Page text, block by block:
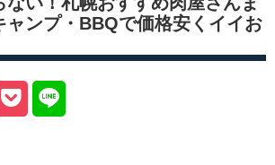
ャンプ・BBQで価格安くイイお